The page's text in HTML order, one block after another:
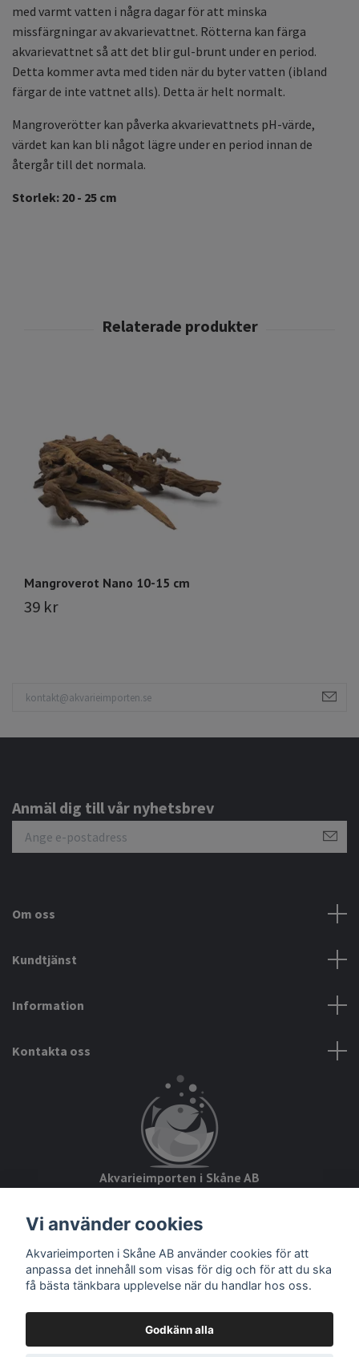
med varmt vatten i några dagar för att minska
missfärgningar av akvarievattnet. Rötterna kan färga
akvarievattnet så att det blir gul-brunt under en period.
Detta kommer avta med tiden när du byter vatten (ibland
färgar de inte vattnet alls). Detta är helt normalt.
Mangroverötter kan påverka akvarievattnets pH-värde,
värdet kan kan bli något lägre under en period innan de
återgår till det normala.
Storlek: 20 - 25 cm
Mangroverot Nano 10-15 cm
39 kr
Anmäl dig till vår nyhetsbrev
Om oss
Kundtjänst
Information
Kontakta oss
Akvarieimporten i Skåne AB
28234 Tyringe
Org.nr: 559093-8832
Vi använder cookies
Akvarieimporten i Skåne AB använder cookies för att
anpassa det innehåll som visas för dig och för att du ska
få bästa tänkbara upplevelse när du handlar hos oss.
Godkänn alla